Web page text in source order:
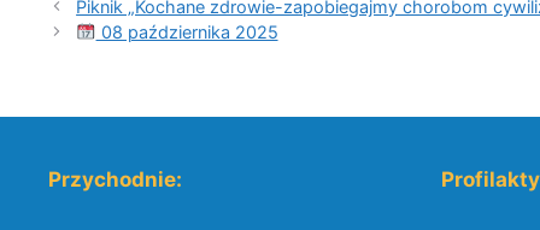
Piknik „Kochane zdrowie-zapobiegajmy chorobom
08 października 2025
Przychodnie: